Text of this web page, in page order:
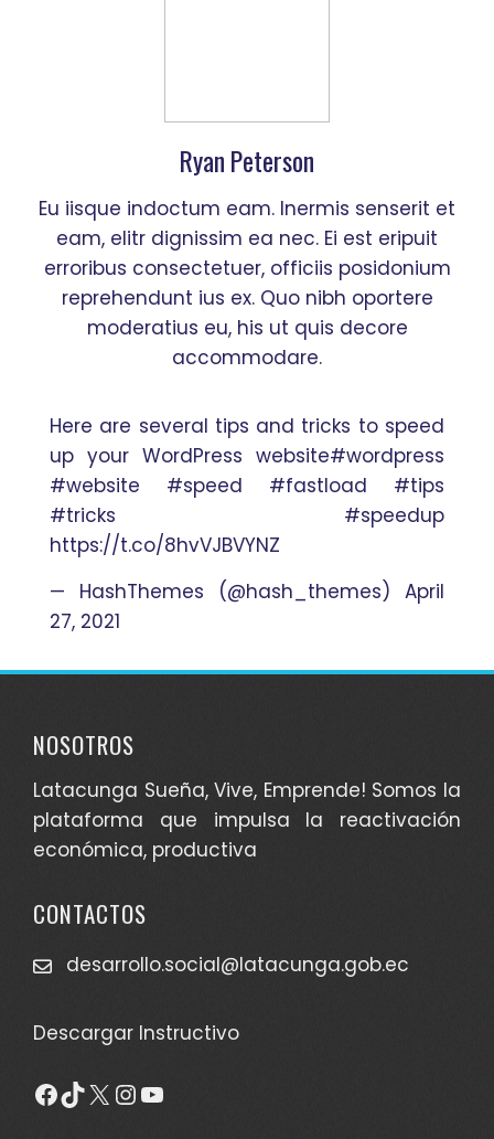
Ryan Peterson
Eu iisque indoctum eam. Inermis senserit et
eam, elitr dignissim ea nec. Ei est eripuit
erroribus consectetuer, officiis posidonium
reprehendunt ius ex. Quo nibh oportere
moderatius eu, his ut quis decore
accommodare.
Here are several tips and tricks to speed
up your WordPress website#wordpress
#website
#speed #fastload
#tips
#tricks
#speedup
https://t.co/8hvVJBVYNZ
— HashThemes (@hash_themes) April
27, 2021
NOSOTROS
Latacunga Sueña, Vive, Emprende! Somos la
plataforma que impulsa la reactivación
económica, productiva
CONTACTOS
desarrollo.social@latacunga.gob.ec
Descargar Instructivo
Facebook
TikTok
X Instagram
YouTube